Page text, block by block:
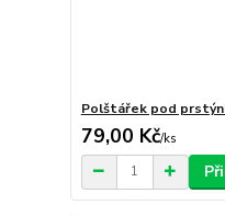
Polštářek pod
79,00 Kč/ks